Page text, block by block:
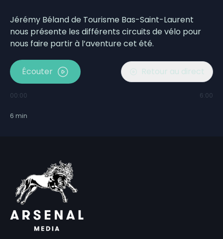
Jérémy Béland de Tourisme Bas-Saint-Laurent
nous présente les différents circuits de vélo pour
nous faire partir à l’aventure cet été.
Écouter Retour au direct
00:00 6:00
6 min